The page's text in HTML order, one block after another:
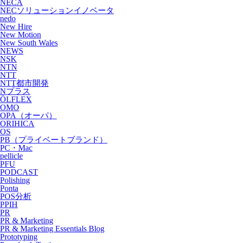
NECA
NECソリューションイノベータ
nedo
New Hire
New Motion
New South Wales
NEWS
NSK
NTN
NTT
NTT都市開発
Nプラス
ÖLFLEX
OMO
OPA（オーパ）
ORIHICA
OS
PB（プライベートブランド）
PC・Mac
pellicle
PFU
PODCAST
Polishing
Ponta
POS分析
PPIH
PR
PR & Marketing
PR & Marketing Essentials Blog
Prototyping